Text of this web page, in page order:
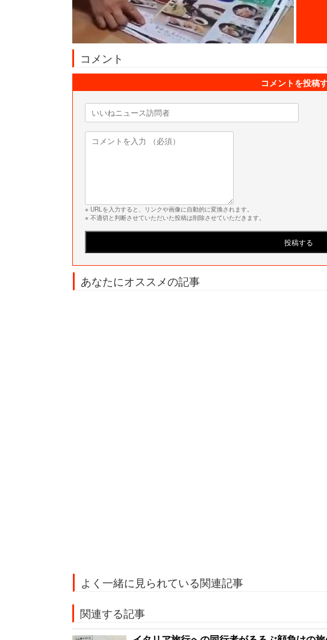
コメント
コメントを投稿
※ URLを入力すると、リンクや画像に自動的に変換されます。
※ 不適切と判断させていただいた投稿は削除させていただきます。
あなたにオススメの記事
よく一緒に見られている関連記事
関連する記事